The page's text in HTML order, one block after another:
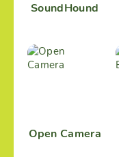
SoundHound
Open Camera